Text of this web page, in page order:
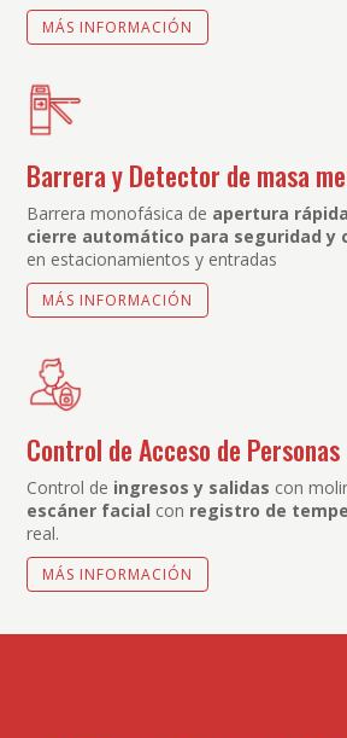
MÁS INFORMACIÓN
Barrera y Detector de masa
Barrera monofásica de apertura rápida
cierre automático para seguridad y
en estacionamientos y entradas
MÁS INFORMACIÓN
Control de Acceso de Personas
Control de ingresos y salidas con
escáner facial con registro de
real.
MÁS INFORMACIÓN